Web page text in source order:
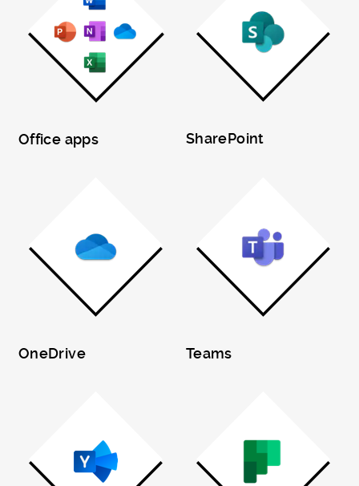
Office apps SharePoint
OneDrive Teams